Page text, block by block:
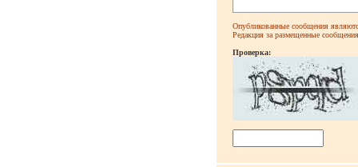
Опубликованные сообщения
Редакция за размещенные сообщения
Проверка: